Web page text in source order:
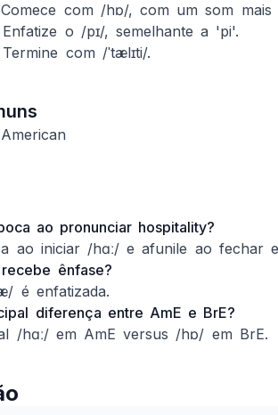
com /hɒ/, com um som mais
o /pɪ/, semelhante a 'pi'.
com /ˈtælɪti/.
ao pronunciar hospitality?
ao iniciar /hɑː/ e afunile ao fechar
ênfase?
é enfatizada.
diferença entre AmE e BrE?
/hɑː/ em AmE versus /hɒ/ em BrE.